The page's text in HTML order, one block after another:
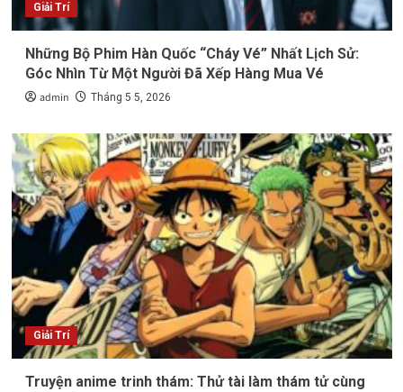
Giải Trí
Những Bộ Phim Hàn Quốc “Cháy Vé” Nhất Lịch Sử:
Góc Nhìn Từ Một Người Đã Xếp Hàng Mua Vé
admin Tháng 5 5, 2026
Giải Trí
Truyện anime trinh thám: Thử tài làm thám tử cùng